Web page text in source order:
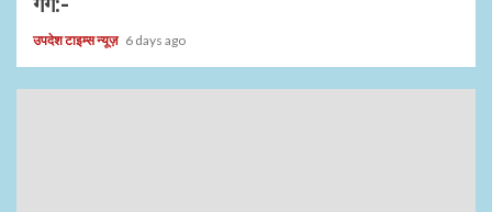
उपदेश टाइम्स न्यूज़ 6 days ago